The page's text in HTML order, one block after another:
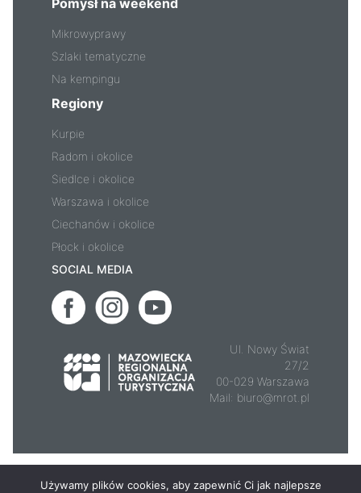
Pomysł na weekend
Mikrowyprawy
Szlaki tematyczne
Na kempingu
Regiony
Kurpie
Radom i okolice
Siedlce i okolice
Warszawa i okolice
Ciechanów i okolice
Płock i okolice
SOCIAL MEDIA
Ul. Nowy Świat
27/2
00-029 Warszawa
Mail: biuro@mrot.pl
Używamy plików cookies, aby zapewnić Ci jak najlepsze